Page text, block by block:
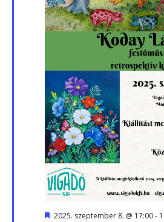
Kiemelt
2025. szeptember 8. @ 17:00-